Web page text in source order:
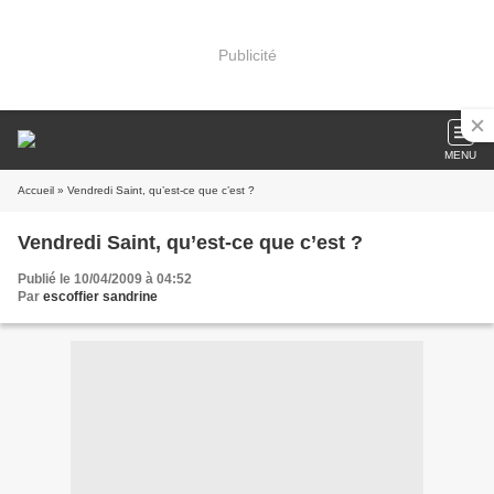
Publicité
MENU
Accueil » Vendredi Saint, qu’est-ce que c’est ?
Vendredi Saint, qu’est-ce que c’est ?
Publié le 10/04/2009 à 04:52
Par escoffier sandrine